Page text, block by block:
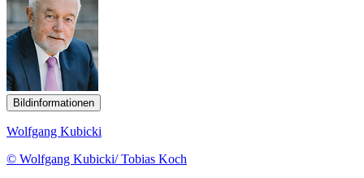
Bildinformationen
Wolfgang Kubicki
© Wolfgang Kubicki/ Tobias Koch